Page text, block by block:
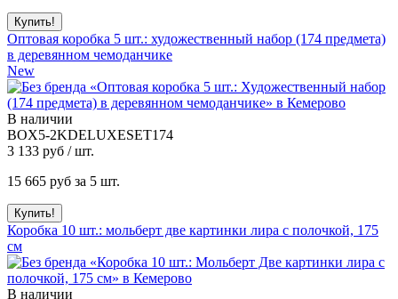
Оптовая коробка 5 шт.: художественный набор (174 предмета)
в деревянном чемоданчике
New
В наличии
BOX5-2KDELUXESET174
3 133 руб / шт.
15 665 руб за 5 шт.
Коробка 10 шт.: мольберт две картинки лира с полочкой, 175
см
В наличии